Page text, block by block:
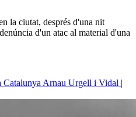
la ciutat, després d'una nit
d'un atac al material d'una
Catalunya Arnau Urgell i Vidal |